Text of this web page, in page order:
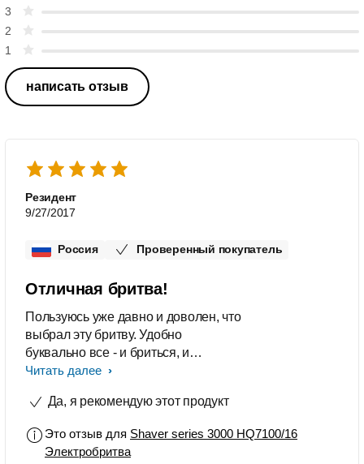
3
2
1
написать отзыв
Резидент
9/27/2017
Россия Проверенный покупатель
Отличная бритва!
Пользуюсь уже давно и доволен, что
выбрал эту бритву. Удобно
буквально все - и бриться, и
триммер, и то, что можно мыть под
Читать далее
Да, я рекомендую этот продукт
Это отзыв для Shaver series 3000 HQ7100/16
Электробритва